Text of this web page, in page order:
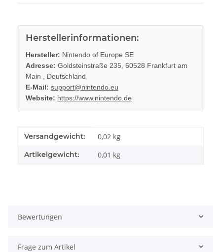
Herstellerinformationen:
Hersteller: Nintendo of Europe SE
Adresse: Goldsteinstraße 235, 60528 Frankfurt am
Main , Deutschland
E-Mail: support@nintendo.eu
Website: https://www.nintendo.de
Produkteigenschaft
Wert
Versandgewicht: 0,02 kg
Artikelgewicht: 0,01 kg
Bewertungen
Frage zum Artikel